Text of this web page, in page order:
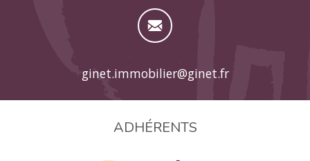
ginet.immobilier@ginet.fr
ADHÉRENTS